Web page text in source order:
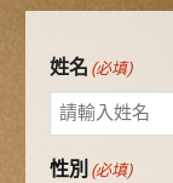
姓名 (必填)
性別 (必填)